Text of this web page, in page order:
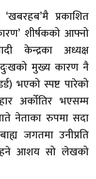
प्रकाशित
शीर्षकको आफ्नो
केन्द्रका अध्यक्ष
दुःखको मुख्य कारण नै
भएको स्पष्ट पारेको
अर्कोतिर भएसम्म
नेताका रुपमा सदा
जगतमा उनीप्रति
आशय सो लेखको